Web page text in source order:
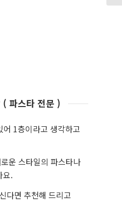
( 파스타 전문 )
1층이라고 생각하고
운 스타일의 파스타나
요.
다면 추천해 드리고